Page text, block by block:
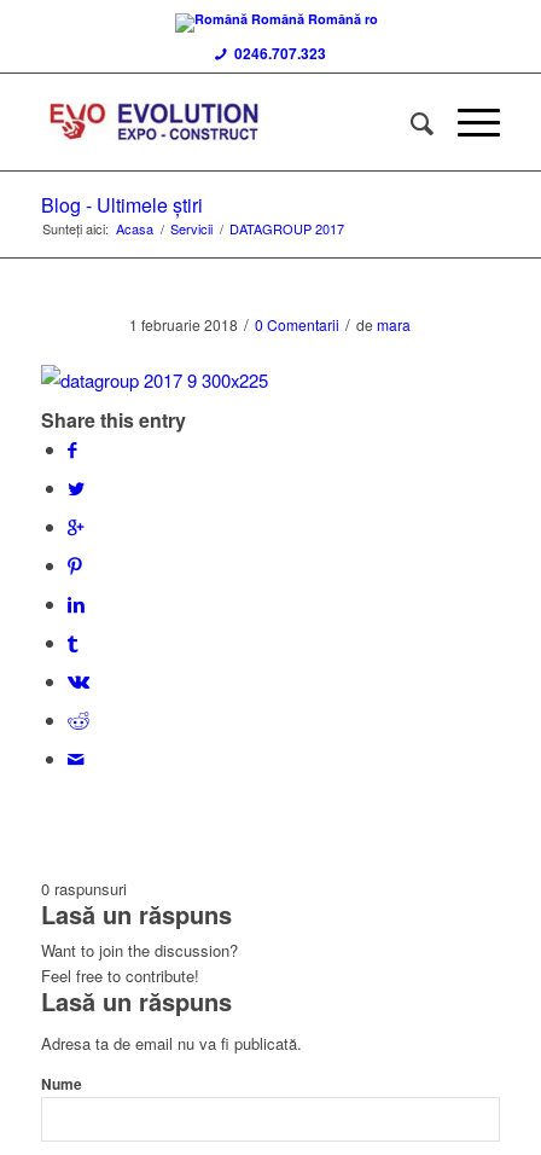
Română Română ro
0246.707.323
Blog - Ultimele știri
Sunteți aici: Acasa / Servicii / DATAGROUP 2017
1 februarie 2018 / 0 Comentarii / demara
Share this entry
0 raspunsuri
Lasă un răspuns
Want to join the discussion?
Feel free to contribute!
Lasă un răspuns
Adresa ta de email nu va fi publicată.
Nume